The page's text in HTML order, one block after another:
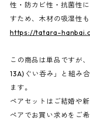
性・防カビ性・抗菌性
すため、木材の吸湿性も
https://tatara-
この商品は単品ですが
13A)ぐい呑み」と組み
ます。
ペアセットはご結婚や
ぺアでお買い求めをご